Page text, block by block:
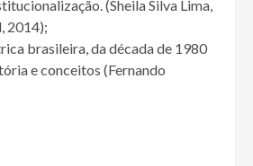
(Sheila Silva Lima,
2014);
brasileira, da década de 1980
e conceitos (Fernando